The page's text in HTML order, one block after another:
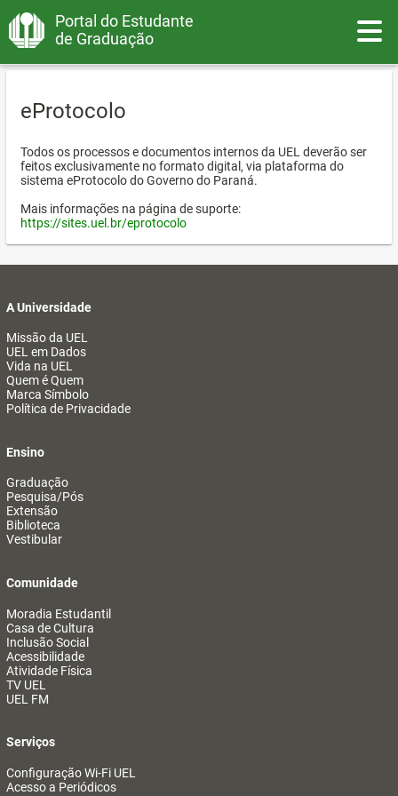
Portal do Estudante
de Graduação
eProtocolo
Todos os processos e documentos internos da UEL deverão ser
feitos exclusivamente no formato digital, via plataforma do
sistema eProtocolo do Governo do Paraná.
Mais informações na página de suporte:
https://sites.uel.br/eprotocolo
A Universidade
Missão da UEL
UEL em Dados
Vida na UEL
Quem é Quem
Marca Símbolo
Política de Privacidade
Ensino
Graduação
Pesquisa/Pós
Extensão
Biblioteca
Vestibular
Comunidade
Moradia Estudantil
Casa de Cultura
Inclusão Social
Acessibilidade
Atividade Física
TV UEL
UEL FM
Serviços
Configuração Wi-Fi UEL
Acesso a Periódicos